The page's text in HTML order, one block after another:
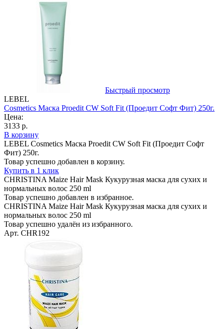
Быстрый просмотр
LEBEL
Cosmetics Маска Proedit CW Soft Fit (Проедит Софт Фит) 250г.
Цена:
3133 р.
В корзину
LEBEL Cosmetics Маска Proedit CW Soft Fit (Проедит Софт
Фит) 250г.
Товар успешно добавлен в корзину.
Купить в 1 клик
CHRISTINA Maize Hair Mask Кукурузная маска для сухих и
нормальных волос 250 ml
Товар успешно добавлен в избранное.
CHRISTINA Maize Hair Mask Кукурузная маска для сухих и
нормальных волос 250 ml
Товар успешно удалён из избранного.
Арт. CHR192